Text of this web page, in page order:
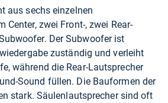
aus sechs einzelnen
Center, zwei Front-, zwei Rear-
Der Subwoofer ist
zuständig und verleiht
während die Rear-Lautsprecher
Sound füllen. Die Bauformen der
stark. Säulenlautsprecher sind oft